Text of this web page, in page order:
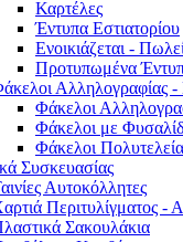
Καρτέλες
Έντυπα Εστιατορίου
Ενοικιάζεται -
Προτυπωμένα
Αλληλογραφίας -
Φάκελοι
Φάκελοι με
Φάκελοι
Συσκευασίας
Αυτοκόλλητες
Περιτυλίγματος -
Σακουλάκια